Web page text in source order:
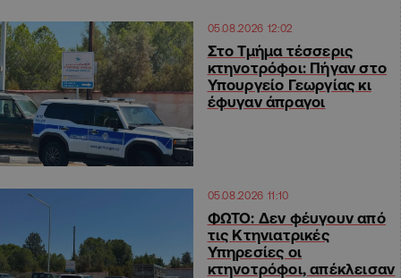
05.08.2026 12:02
Στο Τμήμα τέσσερις
κτηνοτρόφοι: Πήγαν στο
Υπουργείο Γεωργίας κι
έφυγαν άπραγοι
05.08.2026 11:10
ΦΩΤΟ: Δεν φέυγουν από
τις Κτηνιατρικές
Υπηρεσίες οι
κτηνοτρόφοι, απέκλεισαν